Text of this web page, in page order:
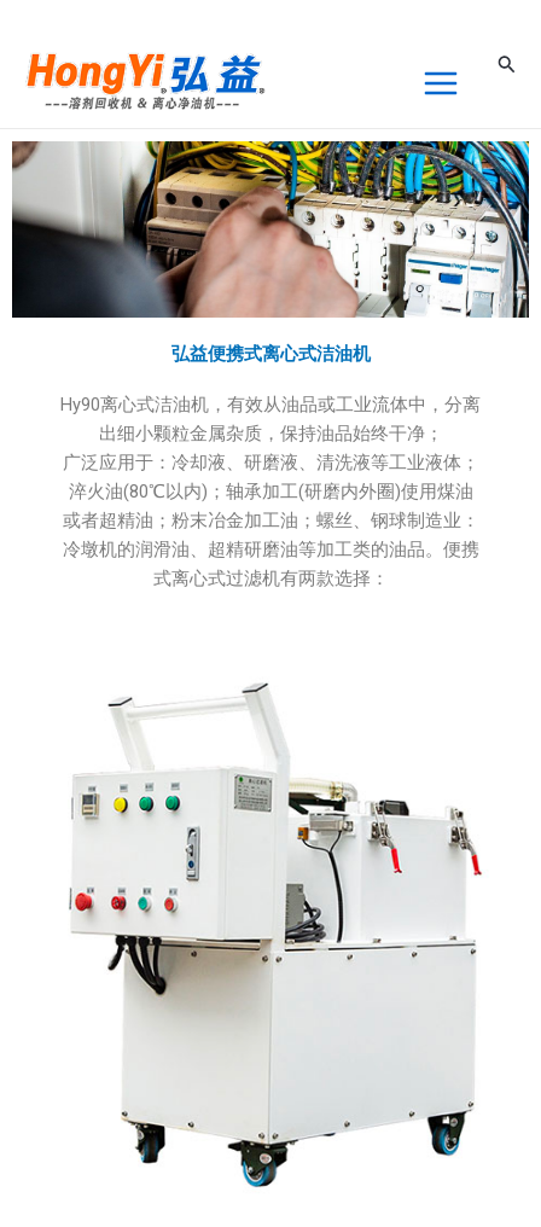
搜
弘益便携式离心式洁油机
Hy90离心式洁油机，有效从油品或工业流体中，分离
出细小颗粒金属杂质，保持油品始终干净；
广泛应用于：冷却液、研磨液、清洗液等工业液体；
淬火油(80℃以内)；轴承加工(研磨内外圈)使用煤油
或者超精油；粉末冶金加工油；螺丝、钢球制造业：
冷墩机的润滑油、超精研磨油等加工类的油品。便携
式离心式过滤机有两款选择：